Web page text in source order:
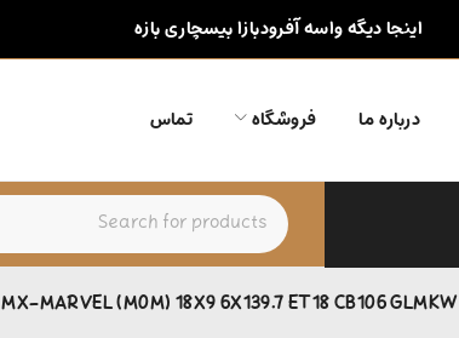
اینجا دیگه واسه آفرودبازا بیسچاری بازه
درباره ما فروشگاه تماس
MX-MARVEL (M0M) 18X9 6X139.7 ET18 CB106 GLMKW